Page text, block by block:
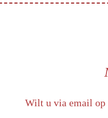
Wilt u via email op